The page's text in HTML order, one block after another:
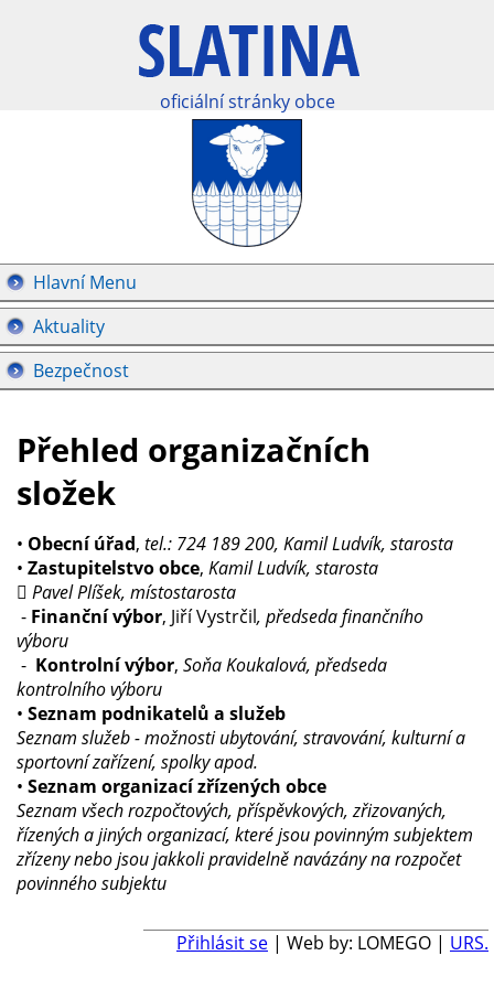
oficiální stránky obce
Hlavní Menu
Aktuality
Bezpečnost
Přehled organizačních
složek
• Obecní úřad, tel.: 724 189 200, Kamil Ludvík, starosta
• Zastupitelstvo obce, Kamil Ludvík, starosta
 Pavel Plíšek, místostarosta
- Finanční výbor, Jiří Vystrčil, předseda finančního
výboru
- Kontrolní výbor, Soňa Koukalová, předseda
kontrolního výboru
• Seznam podnikatelů a služeb
Seznam služeb - možnosti ubytování, stravování, kulturní a
sportovní zařízení, spolky apod.
• Seznam organizací zřízených obce
Seznam všech rozpočtových, příspěvkových, zřizovaných,
řízených a jiných organizací, které jsou povinným subjektem
zřízeny nebo jsou jakkoli pravidelně navázány na rozpočet
povinného subjektu
Přihlásit se | Web by: LOMEGO | URS.